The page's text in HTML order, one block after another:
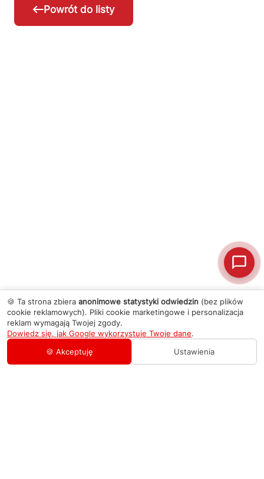
Powrót do listy
🍪 Ta strona zbiera anonimowe statystyki odwiedzin (bez plików
cookie reklamowych). Pliki cookie marketingowe i personalizacja
reklam wymagają Twojej zgody.
Dowiedz się, jak Google wykorzystuje Twoje dane.
🍪 Akceptuję
Ustawienia